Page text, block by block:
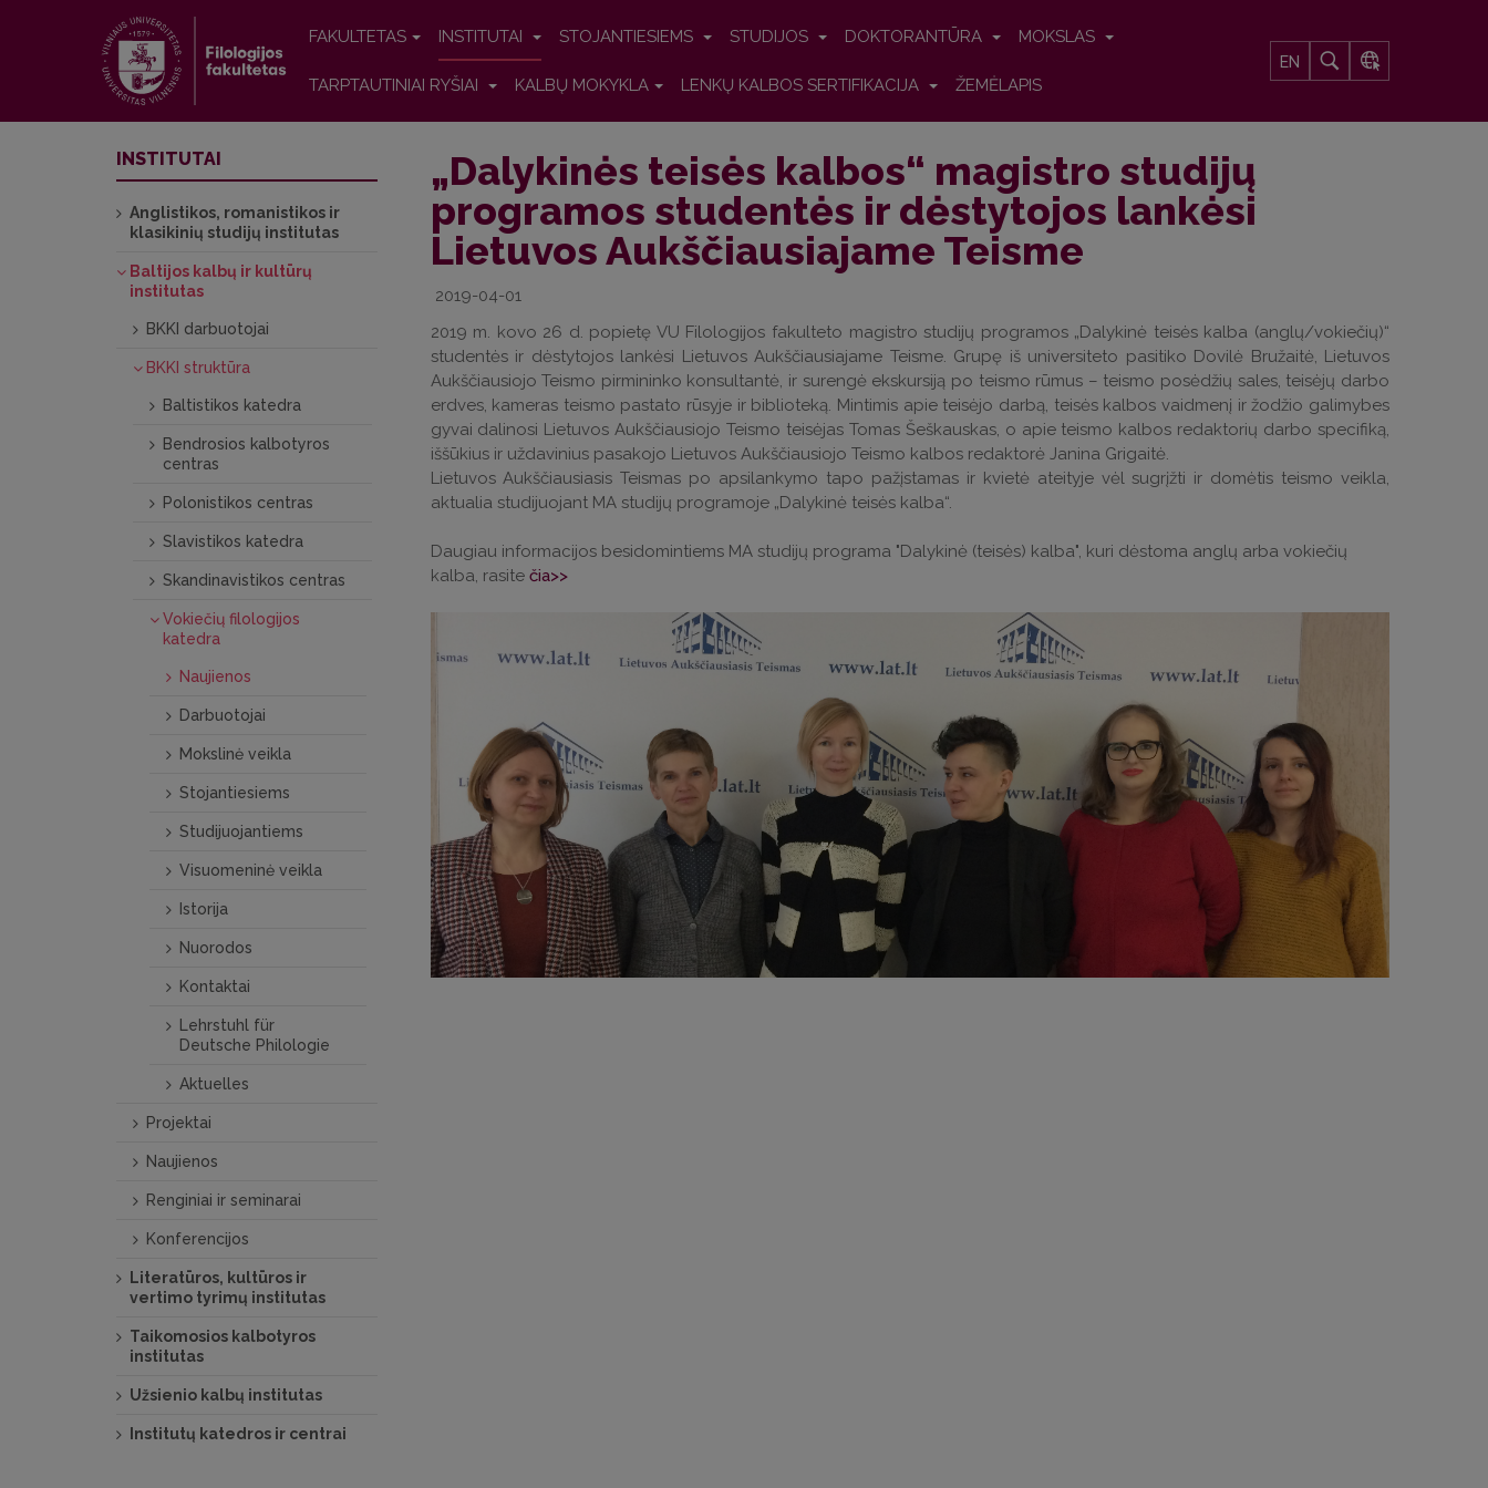
FAKULTETAS INSTITUTAI STOJANTIESIEMS STUDIJOS DOKTORANTŪRA MOKSLAS
TARPTAUTINIAI RYŠIAI KALBŲ MOKYKLA LENKŲ KALBOS SERTIFIKACIJA ŽEMĖLAPIS
EN
„Dalykinės teisės kalbos“ magistro studijų
programos studentės ir dėstytojos lankėsi
Lietuvos Aukščiausiajame Teisme
2019-04-01
2019 m. kovo 26 d. popietę VU Filologijos fakulteto magistro studijų programos „Dalykinė teisės kalba (anglų/vokiečių)“
studentės ir dėstytojos lankėsi Lietuvos Aukščiausiajame Teisme. Grupę iš universiteto pasitiko Dovilė Bružaitė, Lietuvos
Aukščiausiojo Teismo pirmininko konsultantė, ir surengė ekskursiją po teismo rūmus – teismo posėdžių sales, teisėjų darbo
erdves, kameras teismo pastato rūsyje ir biblioteką. Mintimis apie teisėjo darbą, teisės kalbos vaidmenį ir žodžio galimybes
gyvai dalinosi Lietuvos Aukščiausiojo Teismo teisėjas Tomas Šeškauskas, o apie teismo kalbos redaktorių darbo specifiką,
iššūkius ir uždavinius pasakojo Lietuvos Aukščiausiojo Teismo kalbos redaktorė Janina Grigaitė.
Lietuvos Aukščiausiasis Teismas po apsilankymo tapo pažįstamas ir kvietė ateityje vėl sugrįžti ir domėtis teismo veikla,
aktualia studijuojant MA studijų programoje „Dalykinė teisės kalba“.
Daugiau informacijos besidomintiems MA studijų programa "Dalykinė (teisės) kalba", kuri dėstoma anglų arba vokiečių
kalba, rasite čia>>
INSTITUTAI
Anglistikos, romanistikos ir
klasikinių studijų institutas
Baltijos kalbų ir kultūrų
institutas
BKKI darbuotojai
BKKI struktūra
Baltistikos katedra
Bendrosios kalbotyros
centras
Polonistikos centras
Slavistikos katedra
Skandinavistikos centras
Vokiečių filologijos
katedra
Naujienos
Darbuotojai
Mokslinė veikla
Stojantiesiems
Studijuojantiems
Visuomeninė veikla
Istorija
Nuorodos
Kontaktai
Lehrstuhl für
Deutsche Philologie
Aktuelles
Projektai
Naujienos
Renginiai ir seminarai
Konferencijos
Literatūros, kultūros ir
vertimo tyrimų institutas
Taikomosios kalbotyros
institutas
Užsienio kalbų institutas
Institutų katedros ir centrai